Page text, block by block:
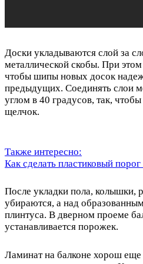
Доски укладываются слой за
металлической скобы. При
чтобы шипы новых досок
предыдущих. Соединять слои
углом в 40 градусов, так,
щелчок.
Также интересно:
Как сделать пластиковый
После укладки пола, колышки,
убираются, а над
плинтуса. В дверном проеме
устанавливается порожек.
Ламинат на балконе хорош еще